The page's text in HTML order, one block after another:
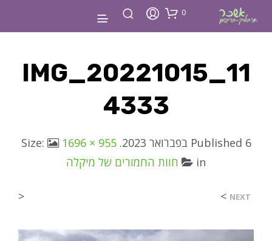
0
IMG_20221015_11
4333
Published 6 בפברואר 2023 . Size:
1696 × 955
in
חוות החמורים של מיקלה
< NEXT
>